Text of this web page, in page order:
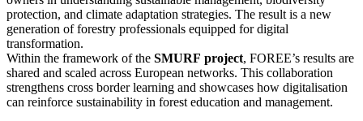
protection, and climate adaptation strategies. The result is a new
generation of forestry professionals equipped for digital
transformation.
Within the framework of the SMURF project, FOREE’s results are
shared and scaled across European networks. This collaboration
strengthens cross border learning and showcases how digitalisation
can reinforce sustainability in forest education and management.